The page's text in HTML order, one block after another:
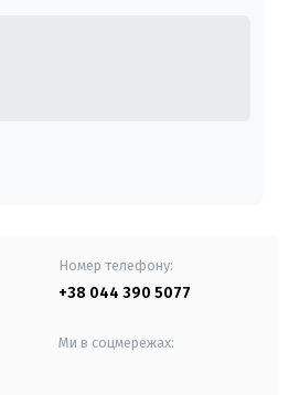
Номер телефону:
+38 044 390 5077
Ми в соцмережах: